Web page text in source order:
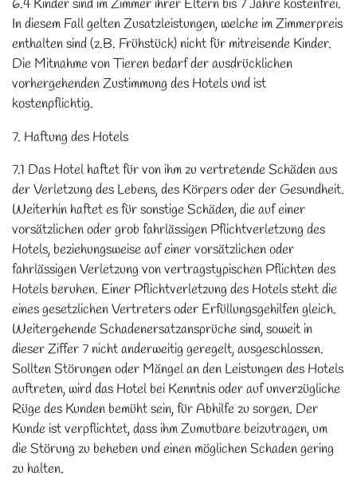
6.4 Kinder sind im Zimmer ihrer Eltern bis 7 Jahre kostenfrei.
In diesem Fall gelten Zusatzleistungen, welche im Zimmerpreis
enthalten sind (z.B. Frühstück) nicht für mitreisende Kinder.
Die Mitnahme von Tieren bedarf der ausdrücklichen
vorhergehenden Zustimmung des Hotels und ist
kostenpflichtig.
7. Haftung des Hotels
7.1 Das Hotel haftet für von ihm zu vertretende Schäden aus
der Verletzung des Lebens, des Körpers oder der Gesundheit.
Weiterhin haftet es für sonstige Schäden, die auf einer
vorsätzlichen oder grob fahrlässigen Pflichtverletzung des
Hotels, beziehungsweise auf einer vorsätzlichen oder
fahrlässigen Verletzung von vertragstypischen Pflichten des
Hotels beruhen. Einer Pflichtverletzung des Hotels steht die
eines gesetzlichen Vertreters oder Erfüllungsgehilfen gleich.
Weitergehende Schadenersatzansprüche sind, soweit in
dieser Ziffer 7 nicht anderweitig geregelt, ausgeschlossen.
Sollten Störungen oder Mängel an den Leistungen des Hotels
auftreten, wird das Hotel bei Kenntnis oder auf unverzügliche
Rüge des Kunden bemüht sein, für Abhilfe zu sorgen. Der
Kunde ist verpflichtet, dass ihm Zumutbare beizutragen, um
die Störung zu beheben und einen möglichen Schaden gering
zu halten.